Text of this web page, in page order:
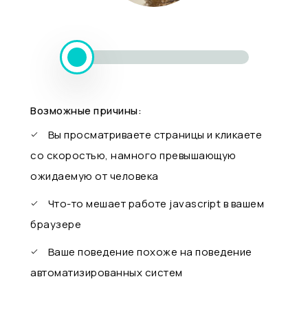
Возможные причины:
Вы просматриваете страницы и кликаете
со скоростью, намного превышающую
ожидаемую от человека
Что-то мешает работе javascript в вашем
браузере
Ваше поведение похоже на поведение
автоматизированных систем